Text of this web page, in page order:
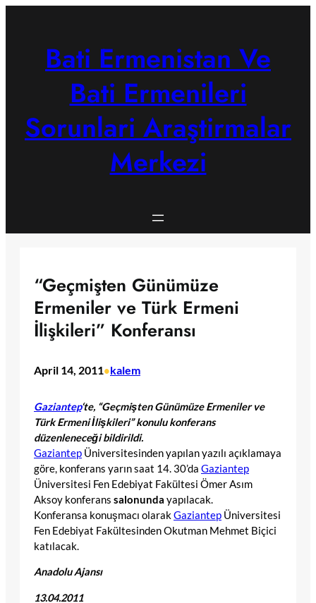
Bati Ermenistan Ve
Bati Ermenileri
Sorunlari Araştirmalar
Merkezi
“Geçmişten Günümüze
Ermeniler ve Türk Ermeni
İlişkileri” Konferansı
April 14, 2011•kalem
Gaziantep‘te, “Geçmişten Günümüze Ermeniler ve
Türk Ermeni İlişkileri” konulu konferans
düzenleneceği bildirildi.
Gaziantep Üniversitesinden yapılan yazılı açıklamaya
göre, konferans yarın saat 14. 30’da Gaziantep
Üniversitesi Fen Edebiyat Fakültesi Ömer Asım
Aksoy konferans salonunda yapılacak.
Konferansa konuşmacı olarakGaziantep Üniversitesi
Fen Edebiyat Fakültesinden Okutman Mehmet Biçici
katılacak.
Anadolu Ajansı
13.04.2011